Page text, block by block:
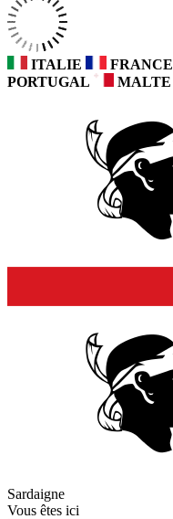
ITALIE FRANCE
PORTUGAL
MALTE
Sardaigne
Vous êtes ici